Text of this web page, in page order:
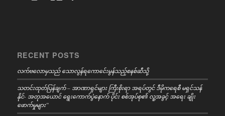
RECENT POSTS
လက်ဗလောမှသည် သောလွန်ရကောင်ေးမွန်သည့်စနစ်ဆီသို့
သတင်းထုတ်ပြန်ချက် – အာဏာရှင်များ ကြီးစိုးရာ အရပ်တွင် ဒီမိုကရေစီ မရှင်သန်
နိုင်- အတုအယောင် ရွေးကောက်ပွဲနောက် ပိုင်း စစ်အုပ်စု၏ လူ့အခွင့် အရေး ချိုး
ဖောက်မှုများ”